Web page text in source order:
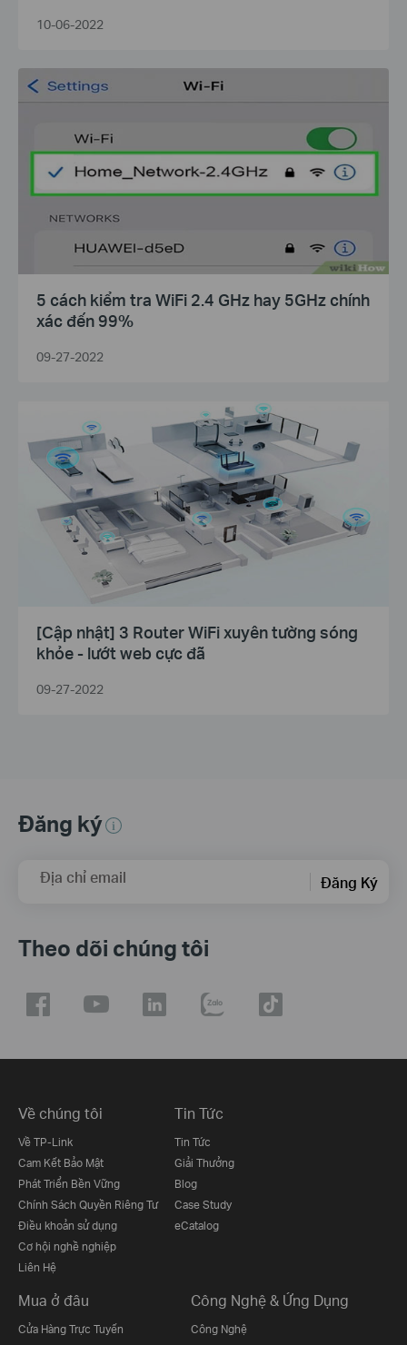
10-06-2022
5 cách kiểm tra WiFi 2.4 GHz hay 5GHz chính
xác đến 99%
09-27-2022
[Cập nhật] 3 Router WiFi xuyên tường sóng
khỏe - lướt web cực đã
09-27-2022
Đăng ký
Địa chỉ email Đăng Ký
Theo dõi chúng tôi
Về chúng tôi
Về TP-Link
Cam Kết Bảo Mật
Phát Triển Bền Vững
Chính Sách Quyền Riêng Tư
Điều khoản sử dụng
Cơ hội nghề nghiệp
Liên Hệ
Tin Tức
Tin Tức
Giải Thưởng
Blog
Case Study
eCatalog
Mua ở đâu
Cửa Hàng Trực Tuyến
Công Nghệ & Ứng Dụng
Công Nghệ